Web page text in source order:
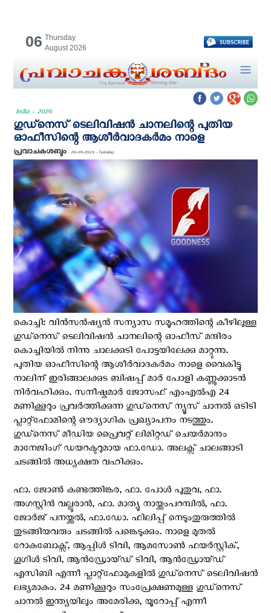
06 Thursday
August 2026
India - 2026
ഗുഡ്നെസ് ടെലിവിഷൻ ചാനലിന്റെ പുതിയ
ഓഫീസിന്റെ ആശീർവാദകർമം നാളെ
പ്രവാചകശബ്ദം 26-09-2023 - Tuesday
കൊച്ചി: വിന്‍സന്‍ഷ്യന്‍ സന്യാസ സമൂഹത്തിന്റെ കീഴിലുള്ള
ഗുഡ്നെസ് ടെലിവിഷൻ ചാനലിന്റെ ഓഫീസ് മന്ദിരം
കൊച്ചിയിൽ നിന്നു ചാലക്കുടി പോട്ടയിലേക്കു മാറ്റുന്നു.
പുതിയ ഓഫീസിന്റെ ആശീർവാദകർമം നാളെ വൈകിട്ടു
നാലിന് ഇരിങ്ങാലക്കുട ബിഷപ്പ് മാർ പോളി കണ്ണൂക്കാടൻ
നിർവഹിക്കും. സനീഷ്കുമാർ ജോസഫ് എംഎൽഎ 24
മണിക്കൂറും പ്രവർത്തിക്കുന്ന ഗുഡ്നെസ് ന്യൂസ് ചാനൽ ഒടിടി
പ്ലാറ്റ്ഫോമിന്റെ ഔദ്യാഗിക പ്രഖ്യാപനം നടത്തും.
ഗുഡ്നെസ് മീഡിയ പ്രൈവറ്റ് ലിമിറ്റഡ് ചെയർമാനും
മാനേജിംഗ് ഡയറക്ടറുമായ ഫാ.ഡോ. അലക്സ് ചാലങ്ങാടി
ചടങ്ങിൽ അധ്യക്ഷത വഹിക്കും.
ഫാ. ജോൺ കണ്ടത്തിങ്കര, ഫാ. പോൾ പുതുവ, ഫാ.
അഗസ്റ്റിൻ വല്ലൂരാൻ, ഫാ. മാത്യു നായ്ക്കംപറമ്പിൽ, ഫാ.
ജോർജ് പനയ്ക്കൽ, ഫാ.ഡോ. ഫിലിപ്പ് നെടുംതുരുത്തിൽ
തുടങ്ങിയവരും ചടങ്ങിൽ പങ്കെടുക്കും. നാളെ മുതൽ
റോകുബോക്സ്, ആപ്പിൾ ടിവി, ആമസോൺ ഫയർസ്റ്റിക്,
ഗൂഗിൾ ടിവി, ആൻഡ്രോയ്ഡ് ടിവി, ആൻഡ്രോയ്ഡ്
എസിബി എന്നീ പ്ലാറ്റ്ഫോമുകളിൽ ഗുഡ്നെസ് ടെലിവിഷൻ
ലഭ്യമാകും. 24 മണിക്കൂറും സംപ്രേക്ഷണമുള്ള ഗുഡ്നെസ്
ചാനൽ ഇന്ത്യയിലും അമേരിക്ക, യൂറോപ്പ് എന്നീ